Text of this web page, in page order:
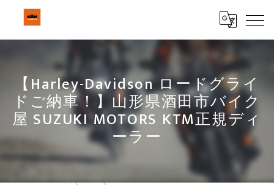
【Harley-Davidson ロードグライ
ドご納車！】山形県酒田市バイク
屋 SUZUKI MOTORS KTM正規ディ
ーラー